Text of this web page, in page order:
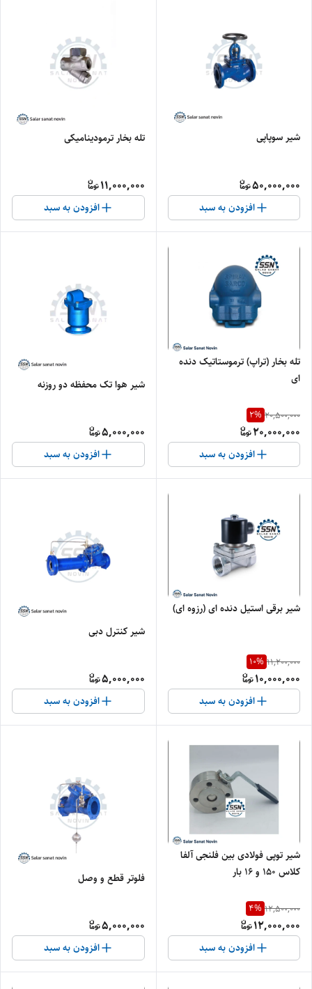
شیر سوپاپی
50,000,000
افزودن به سبد
تله بخار ترمودینامیکی
11,000,000
افزودن به سبد
تله بخار (تراپ) ترموستاتیک دنده
ای
20,500,000
2%
20,000,000
افزودن به سبد
شیر هوا تک محفظه دو روزنه
5,000,000
افزودن به سبد
شیر برقی استیل دنده ای (رزوه ای)
11,200,000
10%
10,000,000
افزودن به سبد
شیر کنترل دبی
5,000,000
افزودن به سبد
شیر توپی فولادی بین فلنجی آلفا
کلاس ۱۵۰ و ۱۶ بار
12,500,000
4%
12,000,000
افزودن به سبد
فلوتر قطع و وصل
5,000,000
افزودن به سبد